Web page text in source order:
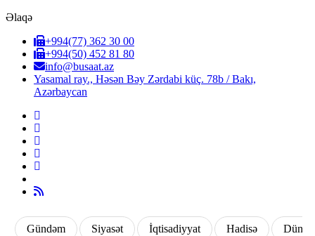
Əlaqə
+994(77) 362 30 00
+994(50) 452 81 80
info@busaat.az
Yasamal ray., Həsən Bəy Zərdabi küç. 78b / Bakı,
Azərbaycan
Gündəm Siyasət İqtisadiyyat Hadisə Dünya